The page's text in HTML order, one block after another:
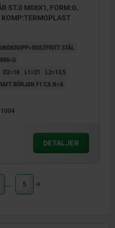
ST.0 M08X1, FORM:G,
KOMP:TERMOPLAST
STÅL
D2=18 L1=21
L2=13,5
BÖRJAN F1 CA N=6
DETALJER
5